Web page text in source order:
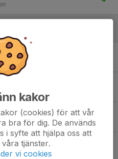
kakor
(cookies) för att vår
bra för dig. De används
i syfte att hjälpa oss att
tjänster.
vi cookies